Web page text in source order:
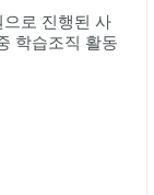
로 진행된 사
학습조직 활동